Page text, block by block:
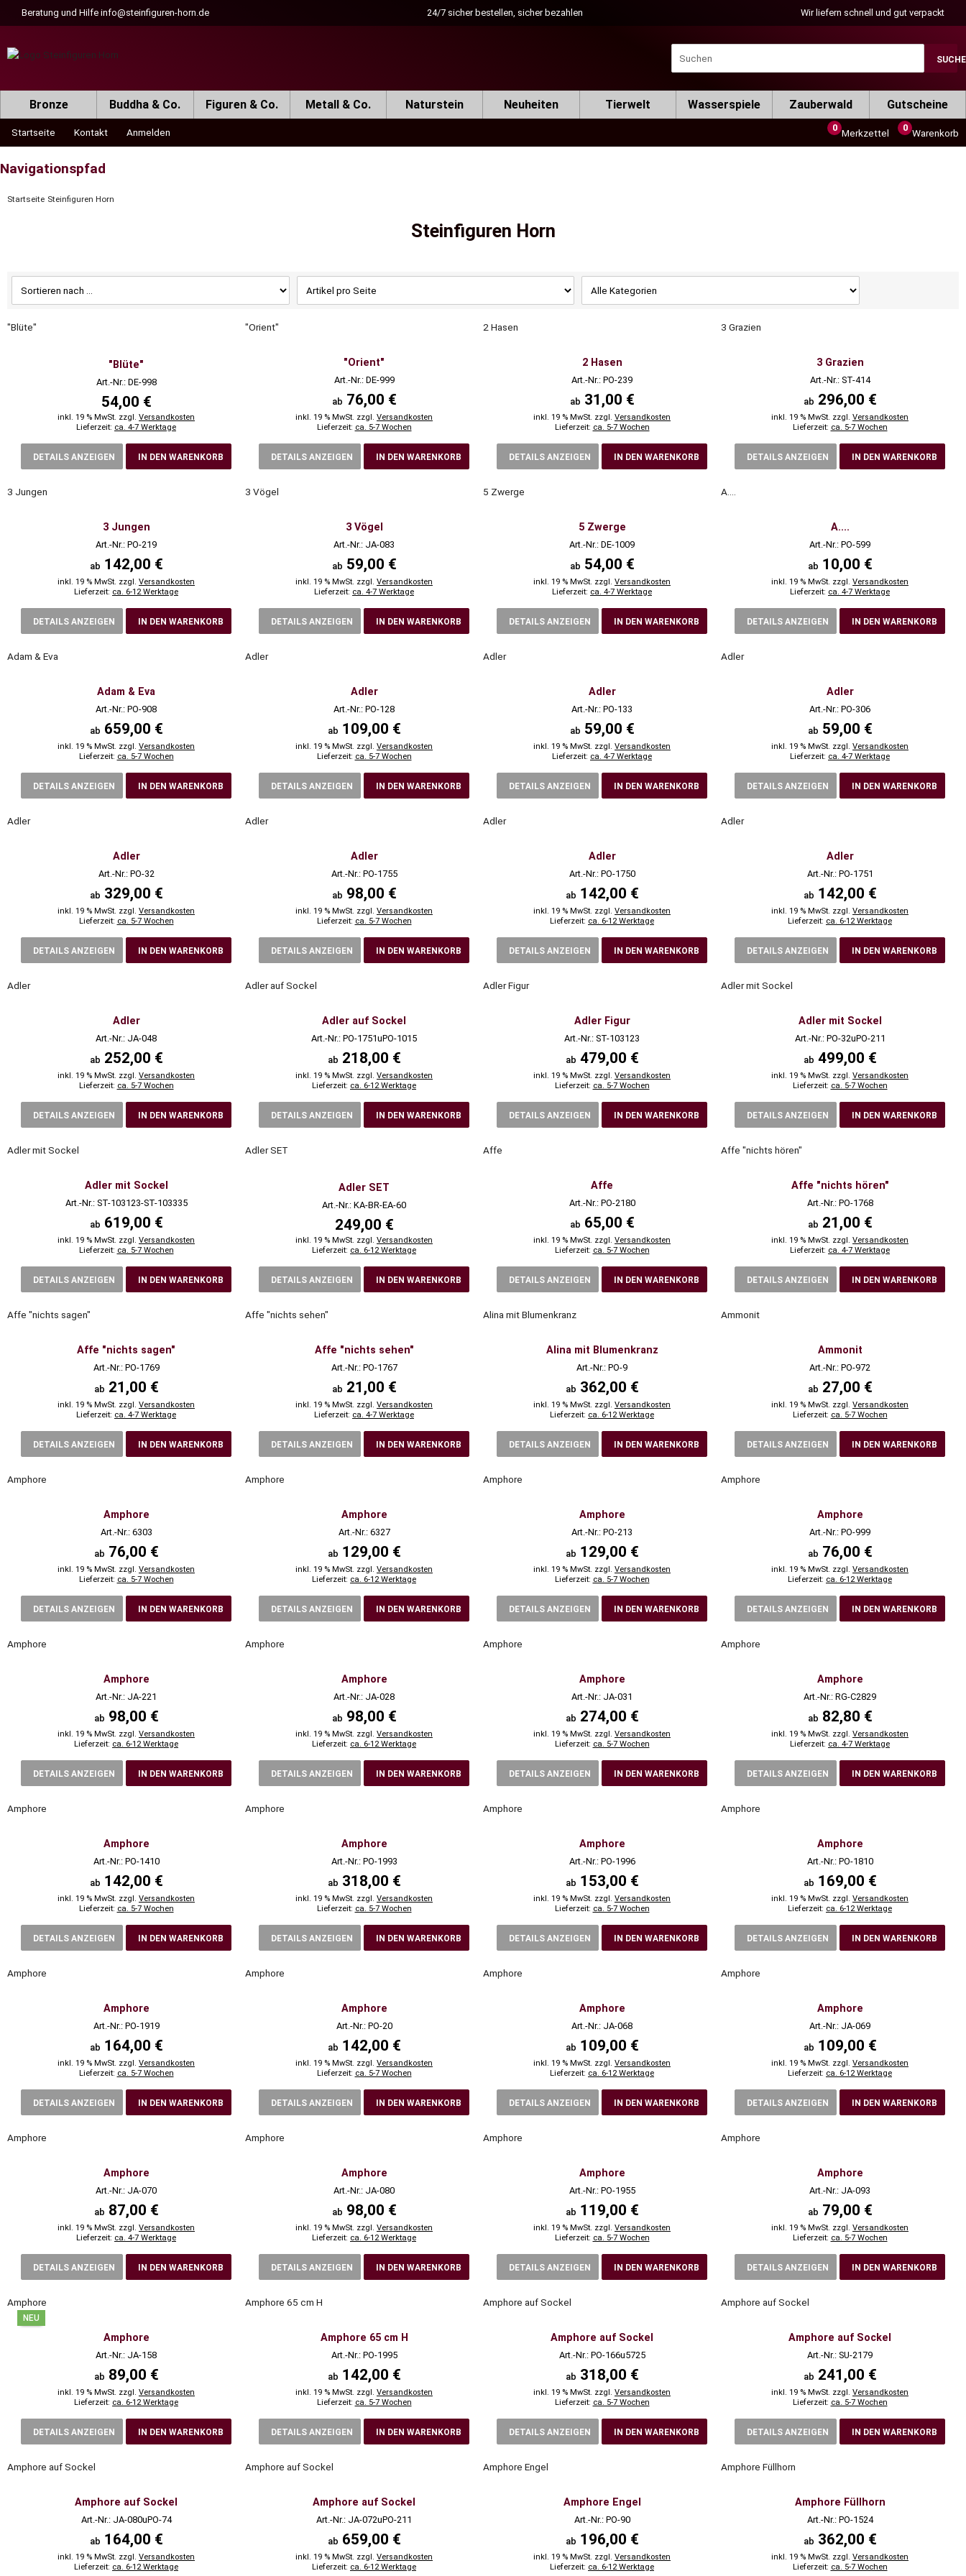
Beratung und Hilfe info@steinfiguren-horn.de 24/7 sicher bestellen, sicher bezahlen Wir liefern schnell und gut verpackt
Bronze Buddha & Co. Figuren & Co. Metall & Co. Naturstein Neuheiten Tierwelt Wasserspiele Zauberwald Gutscheine
Startseite Kontakt Anmelden 0 Warenkorb
0 Merkzettel
Navigationspfad
Startseite Steinfiguren Horn
Steinfiguren Horn
"Blüte"
"Blüte"
Art.-Nr.: DE-998
54,00 €
inkl. 19 % MwSt. zzgl. Versandkosten
Lieferzeit: ca. 4-7 Werktage
DETAILS ANZEIGEN IN DEN WARENKORB
"Orient"
"Orient"
Art.-Nr.: DE-999
ab 76,00 €
inkl. 19 % MwSt. zzgl. Versandkosten
Lieferzeit: ca. 5-7 Wochen
DETAILS ANZEIGEN IN DEN WARENKORB
2 Hasen
2 Hasen
Art.-Nr.: PO-239
ab 31,00 €
inkl. 19 % MwSt. zzgl. Versandkosten
Lieferzeit: ca. 5-7 Wochen
DETAILS ANZEIGEN IN DEN WARENKORB
3 Grazien
3 Grazien
Art.-Nr.: ST-414
ab 296,00 €
inkl. 19 % MwSt. zzgl. Versandkosten
Lieferzeit: ca. 5-7 Wochen
DETAILS ANZEIGEN IN DEN WARENKORB
3 Jungen
3 Jungen
Art.-Nr.: PO-219
ab 142,00 €
inkl. 19 % MwSt. zzgl. Versandkosten
Lieferzeit: ca. 6-12 Werktage
DETAILS ANZEIGEN IN DEN WARENKORB
3 Vögel
3 Vögel
Art.-Nr.: JA-083
ab 59,00 €
inkl. 19 % MwSt. zzgl. Versandkosten
Lieferzeit: ca. 4-7 Werktage
DETAILS ANZEIGEN IN DEN WARENKORB
5 Zwerge
5 Zwerge
Art.-Nr.: DE-1009
ab 54,00 €
inkl. 19 % MwSt. zzgl. Versandkosten
Lieferzeit: ca. 4-7 Werktage
DETAILS ANZEIGEN IN DEN WARENKORB
A....
A....
Art.-Nr.: PO-599
ab 10,00 €
inkl. 19 % MwSt. zzgl. Versandkosten
Lieferzeit: ca. 4-7 Werktage
DETAILS ANZEIGEN IN DEN WARENKORB
Adam & Eva
Adam & Eva
Art.-Nr.: PO-908
ab 659,00 €
inkl. 19 % MwSt. zzgl. Versandkosten
Lieferzeit: ca. 5-7 Wochen
DETAILS ANZEIGEN IN DEN WARENKORB
Adler
Adler
Art.-Nr.: PO-128
ab 109,00 €
inkl. 19 % MwSt. zzgl. Versandkosten
Lieferzeit: ca. 5-7 Wochen
DETAILS ANZEIGEN IN DEN WARENKORB
Adler
Adler
Art.-Nr.: PO-133
ab 59,00 €
inkl. 19 % MwSt. zzgl. Versandkosten
Lieferzeit: ca. 4-7 Werktage
DETAILS ANZEIGEN IN DEN WARENKORB
Adler
Adler
Art.-Nr.: PO-306
ab 59,00 €
inkl. 19 % MwSt. zzgl. Versandkosten
Lieferzeit: ca. 4-7 Werktage
DETAILS ANZEIGEN IN DEN WARENKORB
Adler
Adler
Art.-Nr.: PO-32
ab 329,00 €
inkl. 19 % MwSt. zzgl. Versandkosten
Lieferzeit: ca. 5-7 Wochen
DETAILS ANZEIGEN IN DEN WARENKORB
Adler
Adler
Art.-Nr.: PO-1755
ab 98,00 €
inkl. 19 % MwSt. zzgl. Versandkosten
Lieferzeit: ca. 5-7 Wochen
DETAILS ANZEIGEN IN DEN WARENKORB
Adler
Adler
Art.-Nr.: PO-1750
ab 142,00 €
inkl. 19 % MwSt. zzgl. Versandkosten
Lieferzeit: ca. 6-12 Werktage
DETAILS ANZEIGEN IN DEN WARENKORB
Adler
Adler
Art.-Nr.: PO-1751
ab 142,00 €
inkl. 19 % MwSt. zzgl. Versandkosten
Lieferzeit: ca. 6-12 Werktage
DETAILS ANZEIGEN IN DEN WARENKORB
Adler
Adler
Art.-Nr.: JA-048
ab 252,00 €
inkl. 19 % MwSt. zzgl. Versandkosten
Lieferzeit: ca. 5-7 Wochen
DETAILS ANZEIGEN IN DEN WARENKORB
Adler auf Sockel
Adler auf Sockel
Art.-Nr.: PO-1751uPO-1015
ab 218,00 €
inkl. 19 % MwSt. zzgl. Versandkosten
Lieferzeit: ca. 6-12 Werktage
DETAILS ANZEIGEN IN DEN WARENKORB
Adler Figur
Adler Figur
Art.-Nr.: ST-103123
ab 479,00 €
inkl. 19 % MwSt. zzgl. Versandkosten
Lieferzeit: ca. 5-7 Wochen
DETAILS ANZEIGEN IN DEN WARENKORB
Adler mit Sockel
Adler mit Sockel
Art.-Nr.: PO-32uPO-211
ab 499,00 €
inkl. 19 % MwSt. zzgl. Versandkosten
Lieferzeit: ca. 5-7 Wochen
DETAILS ANZEIGEN IN DEN WARENKORB
Adler mit Sockel
Adler mit Sockel
Art.-Nr.: ST-103123-ST-103335
ab 619,00 €
inkl. 19 % MwSt. zzgl. Versandkosten
Lieferzeit: ca. 5-7 Wochen
DETAILS ANZEIGEN IN DEN WARENKORB
Adler SET
Adler SET
Art.-Nr.: KA-BR-EA-60
249,00 €
inkl. 19 % MwSt. zzgl. Versandkosten
Lieferzeit: ca. 6-12 Werktage
DETAILS ANZEIGEN IN DEN WARENKORB
Affe
Affe
Art.-Nr.: PO-2180
ab 65,00 €
inkl. 19 % MwSt. zzgl. Versandkosten
Lieferzeit: ca. 5-7 Wochen
DETAILS ANZEIGEN IN DEN WARENKORB
Affe "nichts hören"
Affe "nichts hören"
Art.-Nr.: PO-1768
ab 21,00 €
inkl. 19 % MwSt. zzgl. Versandkosten
Lieferzeit: ca. 4-7 Werktage
DETAILS ANZEIGEN IN DEN WARENKORB
Affe "nichts sagen"
Affe "nichts sagen"
Art.-Nr.: PO-1769
ab 21,00 €
inkl. 19 % MwSt. zzgl. Versandkosten
Lieferzeit: ca. 4-7 Werktage
DETAILS ANZEIGEN IN DEN WARENKORB
Affe "nichts sehen"
Affe "nichts sehen"
Art.-Nr.: PO-1767
ab 21,00 €
inkl. 19 % MwSt. zzgl. Versandkosten
Lieferzeit: ca. 4-7 Werktage
DETAILS ANZEIGEN IN DEN WARENKORB
Alina mit Blumenkranz
Alina mit Blumenkranz
Art.-Nr.: PO-9
ab 362,00 €
inkl. 19 % MwSt. zzgl. Versandkosten
Lieferzeit: ca. 6-12 Werktage
DETAILS ANZEIGEN IN DEN WARENKORB
Ammonit
Ammonit
Art.-Nr.: PO-972
ab 27,00 €
inkl. 19 % MwSt. zzgl. Versandkosten
Lieferzeit: ca. 5-7 Wochen
DETAILS ANZEIGEN IN DEN WARENKORB
Amphore
Amphore
Art.-Nr.: 6303
ab 76,00 €
inkl. 19 % MwSt. zzgl. Versandkosten
Lieferzeit: ca. 5-7 Wochen
DETAILS ANZEIGEN IN DEN WARENKORB
Amphore
Amphore
Art.-Nr.: 6327
ab 129,00 €
inkl. 19 % MwSt. zzgl. Versandkosten
Lieferzeit: ca. 6-12 Werktage
DETAILS ANZEIGEN IN DEN WARENKORB
Amphore
Amphore
Art.-Nr.: PO-213
ab 129,00 €
inkl. 19 % MwSt. zzgl. Versandkosten
Lieferzeit: ca. 5-7 Wochen
DETAILS ANZEIGEN IN DEN WARENKORB
Amphore
Amphore
Art.-Nr.: PO-999
ab 76,00 €
inkl. 19 % MwSt. zzgl. Versandkosten
Lieferzeit: ca. 6-12 Werktage
DETAILS ANZEIGEN IN DEN WARENKORB
Amphore
Amphore
Art.-Nr.: JA-221
ab 98,00 €
inkl. 19 % MwSt. zzgl. Versandkosten
Lieferzeit: ca. 6-12 Werktage
DETAILS ANZEIGEN IN DEN WARENKORB
Amphore
Amphore
Art.-Nr.: JA-028
ab 98,00 €
inkl. 19 % MwSt. zzgl. Versandkosten
Lieferzeit: ca. 6-12 Werktage
DETAILS ANZEIGEN IN DEN WARENKORB
Amphore
Amphore
Art.-Nr.: JA-031
ab 274,00 €
inkl. 19 % MwSt. zzgl. Versandkosten
Lieferzeit: ca. 5-7 Wochen
DETAILS ANZEIGEN IN DEN WARENKORB
Amphore
Amphore
Art.-Nr.: RG-C2829
ab 82,80 €
inkl. 19 % MwSt. zzgl. Versandkosten
Lieferzeit: ca. 4-7 Werktage
DETAILS ANZEIGEN IN DEN WARENKORB
Amphore
Amphore
Art.-Nr.: PO-1410
ab 142,00 €
inkl. 19 % MwSt. zzgl. Versandkosten
Lieferzeit: ca. 5-7 Wochen
DETAILS ANZEIGEN IN DEN WARENKORB
Amphore
Amphore
Art.-Nr.: PO-1993
ab 318,00 €
inkl. 19 % MwSt. zzgl. Versandkosten
Lieferzeit: ca. 5-7 Wochen
DETAILS ANZEIGEN IN DEN WARENKORB
Amphore
Amphore
Art.-Nr.: PO-1996
ab 153,00 €
inkl. 19 % MwSt. zzgl. Versandkosten
Lieferzeit: ca. 5-7 Wochen
DETAILS ANZEIGEN IN DEN WARENKORB
Amphore
Amphore
Art.-Nr.: PO-1810
ab 169,00 €
inkl. 19 % MwSt. zzgl. Versandkosten
Lieferzeit: ca. 6-12 Werktage
DETAILS ANZEIGEN IN DEN WARENKORB
Amphore
Amphore
Art.-Nr.: PO-1919
ab 164,00 €
inkl. 19 % MwSt. zzgl. Versandkosten
Lieferzeit: ca. 5-7 Wochen
DETAILS ANZEIGEN IN DEN WARENKORB
Amphore
Amphore
Art.-Nr.: PO-20
ab 142,00 €
inkl. 19 % MwSt. zzgl. Versandkosten
Lieferzeit: ca. 5-7 Wochen
DETAILS ANZEIGEN IN DEN WARENKORB
Amphore
Amphore
Art.-Nr.: JA-068
ab 109,00 €
inkl. 19 % MwSt. zzgl. Versandkosten
Lieferzeit: ca. 6-12 Werktage
DETAILS ANZEIGEN IN DEN WARENKORB
Amphore
Amphore
Art.-Nr.: JA-069
ab 109,00 €
inkl. 19 % MwSt. zzgl. Versandkosten
Lieferzeit: ca. 6-12 Werktage
DETAILS ANZEIGEN IN DEN WARENKORB
Amphore
Amphore
Art.-Nr.: JA-070
ab 87,00 €
inkl. 19 % MwSt. zzgl. Versandkosten
Lieferzeit: ca. 4-7 Werktage
DETAILS ANZEIGEN IN DEN WARENKORB
Amphore
Amphore
Art.-Nr.: JA-080
ab 98,00 €
inkl. 19 % MwSt. zzgl. Versandkosten
Lieferzeit: ca. 6-12 Werktage
DETAILS ANZEIGEN IN DEN WARENKORB
Amphore
Amphore
Art.-Nr.: PO-1955
ab 119,00 €
inkl. 19 % MwSt. zzgl. Versandkosten
Lieferzeit: ca. 5-7 Wochen
DETAILS ANZEIGEN IN DEN WARENKORB
Amphore
Amphore
Art.-Nr.: JA-093
ab 79,00 €
inkl. 19 % MwSt. zzgl. Versandkosten
Lieferzeit: ca. 5-7 Wochen
DETAILS ANZEIGEN IN DEN WARENKORB
Amphore
NEU
Amphore
Art.-Nr.: JA-158
ab 89,00 €
inkl. 19 % MwSt. zzgl. Versandkosten
Lieferzeit: ca. 6-12 Werktage
DETAILS ANZEIGEN IN DEN WARENKORB
Amphore 65 cm H
Amphore 65 cm H
Art.-Nr.: PO-1995
ab 142,00 €
inkl. 19 % MwSt. zzgl. Versandkosten
Lieferzeit: ca. 5-7 Wochen
DETAILS ANZEIGEN IN DEN WARENKORB
Amphore auf Sockel
Amphore auf Sockel
Art.-Nr.: PO-166u5725
ab 318,00 €
inkl. 19 % MwSt. zzgl. Versandkosten
Lieferzeit: ca. 5-7 Wochen
DETAILS ANZEIGEN IN DEN WARENKORB
Amphore auf Sockel
Amphore auf Sockel
Art.-Nr.: SU-2179
ab 241,00 €
inkl. 19 % MwSt. zzgl. Versandkosten
Lieferzeit: ca. 5-7 Wochen
DETAILS ANZEIGEN IN DEN WARENKORB
Amphore auf Sockel
Amphore auf Sockel
Art.-Nr.: JA-080uPO-74
ab 164,00 €
inkl. 19 % MwSt. zzgl. Versandkosten
Lieferzeit: ca. 6-12 Werktage
Amphore auf Sockel
Amphore auf Sockel
Art.-Nr.: JA-072uPO-211
ab 659,00 €
inkl. 19 % MwSt. zzgl. Versandkosten
Lieferzeit: ca. 6-12 Werktage
Amphore Engel
Amphore Engel
Art.-Nr.: PO-90
ab 196,00 €
inkl. 19 % MwSt. zzgl. Versandkosten
Lieferzeit: ca. 6-12 Werktage
Amphore Füllhorn
Amphore Füllhorn
Art.-Nr.: PO-1524
ab 362,00 €
inkl. 19 % MwSt. zzgl. Versandkosten
Lieferzeit: ca. 5-7 Wochen